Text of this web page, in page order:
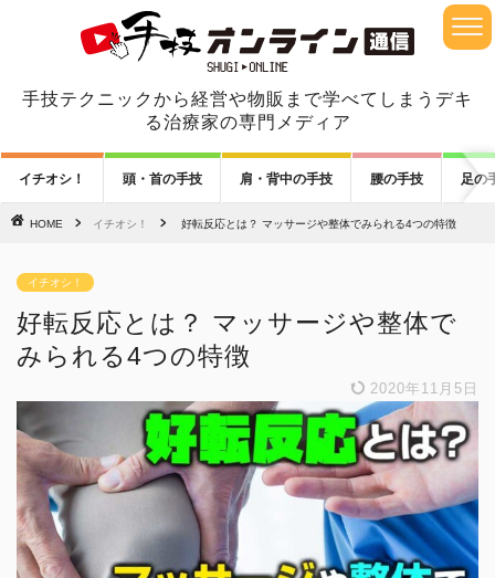
手技テクニックから経営や物販まで学べてしまうデキ
る治療家の専門メディア
イチオシ！ 頭・首の手技 肩・背中の手技 腰の手技 足の
HOME イチオシ！ 好転反応とは？ マッサージや整体でみられる4つの特徴
イチオシ！
好転反応とは？ マッサージや整体で
みられる4つの特徴
2020年11月5日